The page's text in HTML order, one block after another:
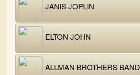
JANIS JOPLIN
ELTON JOHN
ALLMAN BROTHERS BAND